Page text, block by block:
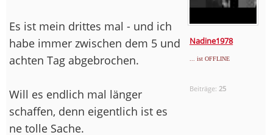
Nadine1978
... ist OFFLINE
Beiträge:25
Es ist mein drittes mal - und ich
habe immer zwischen dem 5 und
achten Tag abgebrochen.
Will es endlich mal länger
schaffen, denn eigentlich ist es
ne tolle Sache.